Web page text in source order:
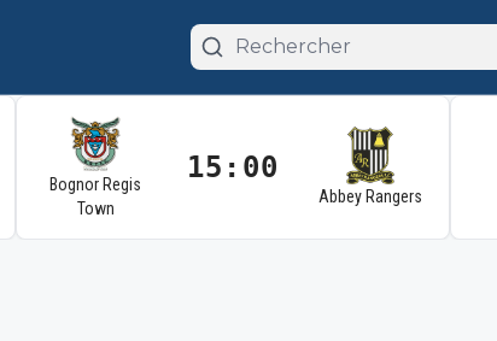
Bognor Regis
Town
15:00
Abbey Rangers